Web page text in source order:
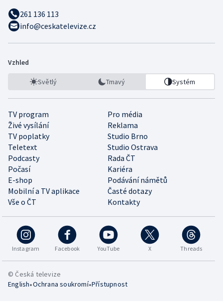
261 136 113
info@ceskatelevize.cz
Vzhled
Světlý Tmavý Systém
TV program
Pro média
Živé vysílání
Reklama
TV poplatky
Studio Brno
Teletext
Studio Ostrava
Podcasty
Rada ČT
Počasí
Kariéra
E-shop
Podávání námětů
Mobilní a TV aplikace
Časté dotazy
Vše o ČT
Kontakty
Instagram Facebook YouTube X Threads
© Česká televize
English•Ochrana soukromí•Přístupnost